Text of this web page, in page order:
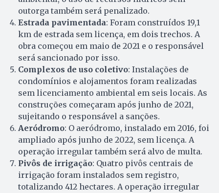
outorga também será penalizado.
Estrada pavimentada: Foram construídos 19,1
km de estrada sem licença, em dois trechos. A
obra começou em maio de 2021 e o responsável
será sancionado por isso.
Complexos de uso coletivo: Instalações de
condomínios e alojamentos foram realizadas
sem licenciamento ambiental em seis locais. As
construções começaram após junho de 2021,
sujeitando o responsável a sanções.
Aeródromo: O aeródromo, instalado em 2016, foi
ampliado após junho de 2022, sem licença. A
operação irregular também será alvo de multa.
Pivôs de irrigação: Quatro pivôs centrais de
irrigação foram instalados sem registro,
totalizando 412 hectares. A operação irregular